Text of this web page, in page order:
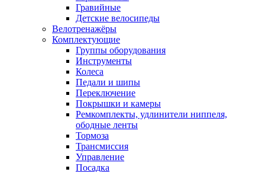
Гравийные
Детские велосипеды
Велотренажёры
Комплектующие
Группы оборудования
Инструменты
Колеса
Педали и шипы
Переключение
Покрышки и камеры
Ремкомплекты, удлинители ниппеля,
ободные ленты
Тормоза
Трансмиссия
Управление
Посадка